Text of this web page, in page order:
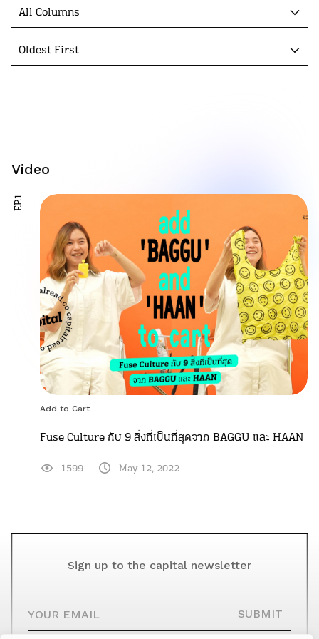
All Columns
Oldest First
Video
Add to Cart
Fuse Culture กับ 9 สิ่งที่เป็นที่สุดจาก BAGGU และ HAAN
EP.1
1599 May 12, 2022
Sign up to the capital newsletter
SUBMIT